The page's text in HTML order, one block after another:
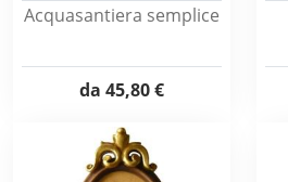
Acquasantiera semplice
da 45,80 €